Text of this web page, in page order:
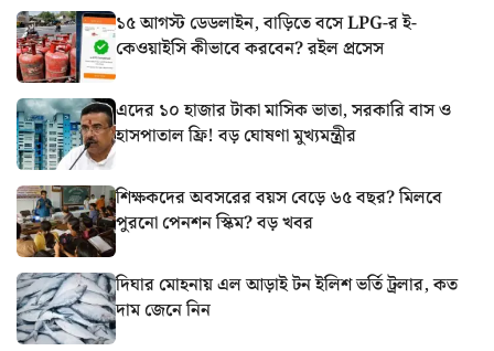
১৫ আগস্ট ডেডলাইন, বাড়িতে বসে LPG-র ই-
কেওয়াইসি কীভাবে করবেন? রইল প্রসেস
এদের ১০ হাজার টাকা মাসিক ভাতা, সরকারি বাস ও
হাসপাতাল ফ্রি! বড় ঘোষণা মুখ্যমন্ত্রীর
শিক্ষকদের অবসরের বয়স বেড়ে ৬৫ বছর? মিলবে
পুরনো পেনশন স্কিম? বড় খবর
দিঘার মোহনায় এল আড়াই টন ইলিশ ভর্তি ট্রলার, কত
দাম জেনে নিন